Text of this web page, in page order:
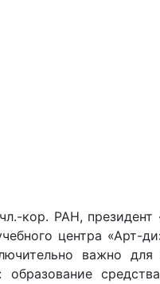
кор. РАН,
центра «Арт-
важно
образование